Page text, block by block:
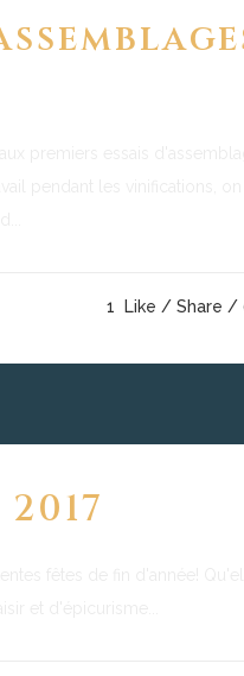
1 Like Share